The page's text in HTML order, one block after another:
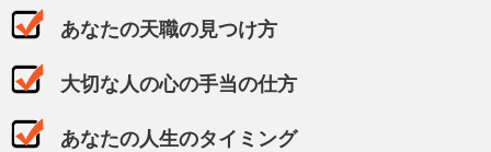
あなたの天職の見つけ方
大切な人の心の手当の仕方
あなたの人生のタイミング